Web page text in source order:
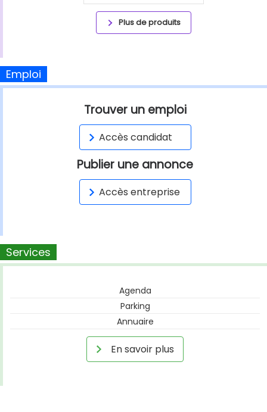
Plus de produits
Emploi
Trouver un emploi
Accès candidat
Publier une annonce
Accès entreprise
Services
Agenda
Parking
Annuaire
En savoir plus